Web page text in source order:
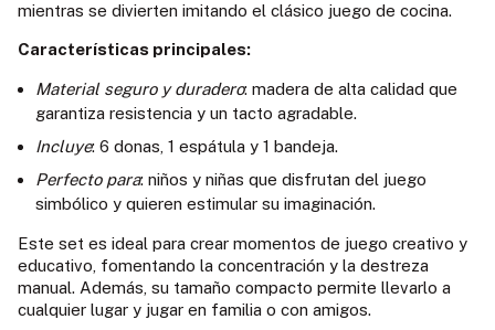
mientras se divierten imitando el clásico juego de cocina.
Características principales:
Material seguro y duradero: madera de alta calidad que
garantiza resistencia y un tacto agradable.
Incluye: 6 donas, 1 espátula y 1 bandeja.
Perfecto para: niños y niñas que disfrutan del juego
simbólico y quieren estimular su imaginación.
Este set es ideal para crear momentos de juego creativo y
educativo, fomentando la concentración y la destreza
manual. Además, su tamaño compacto permite llevarlo a
cualquier lugar y jugar en familia o con amigos.